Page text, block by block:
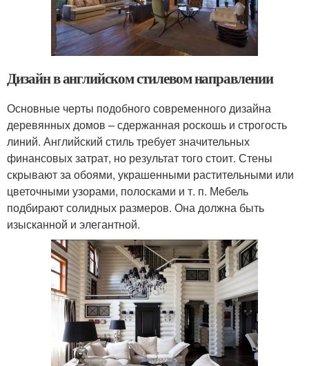
Дизайн в английском стилевом направлении
Основные черты подобного современного дизайна
деревянных домов – сдержанная роскошь и строгость
линий. Английский стиль требует значительных
финансовых затрат, но результат того стоит. Стены
скрывают за обоями, украшенными растительными или
цветочными узорами, полосками и т. п. Мебель
подбирают солидных размеров. Она должна быть
изысканной и элегантной.